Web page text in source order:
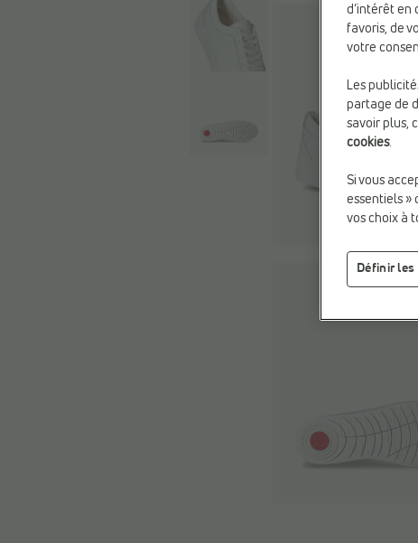
d’intérêt en
favoris, de
votre
Les
partage de
savoir plus,
cookies.
Si vous
essentiels »
vos choix à
Définir